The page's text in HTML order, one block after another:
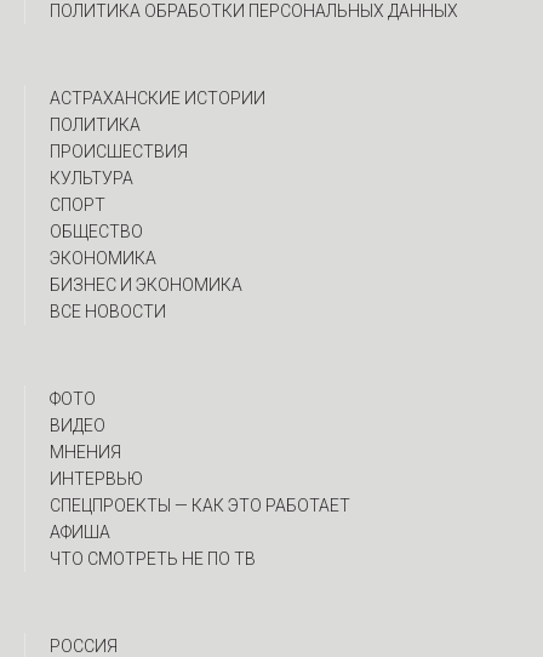
ПОЛИТИКА ОБРАБОТКИ ПЕРСОНАЛЬНЫХ ДАННЫХ
АСТРАХАНСКИЕ ИСТОРИИ
ПОЛИТИКА
ПРОИСШЕСТВИЯ
КУЛЬТУРА
СПОРТ
ОБЩЕСТВО
ЭКОНОМИКА
БИЗНЕС И ЭКОНОМИКА
ВСЕ НОВОСТИ
ФОТО
ВИДЕО
МНЕНИЯ
ИНТЕРВЬЮ
CПЕЦПРОЕКТЫ — КАК ЭТО РАБОТАЕТ
АФИША
ЧТО СМОТРЕТЬ НЕ ПО ТВ
РОССИЯ